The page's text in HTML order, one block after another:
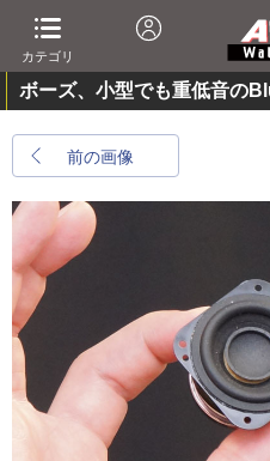
カテゴリ
ボーズ、小型でも重低音の
前の画像